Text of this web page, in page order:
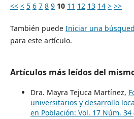
<< < 5 6 7 8 9 10 11 12 13 14 > >>
También puede Iniciar una
para este artículo.
Artículos más leídos del
Dra. Mayra Tejuca Martínez,
universitarios y desarrollo
en Población: Vol. 17 Núm. 34